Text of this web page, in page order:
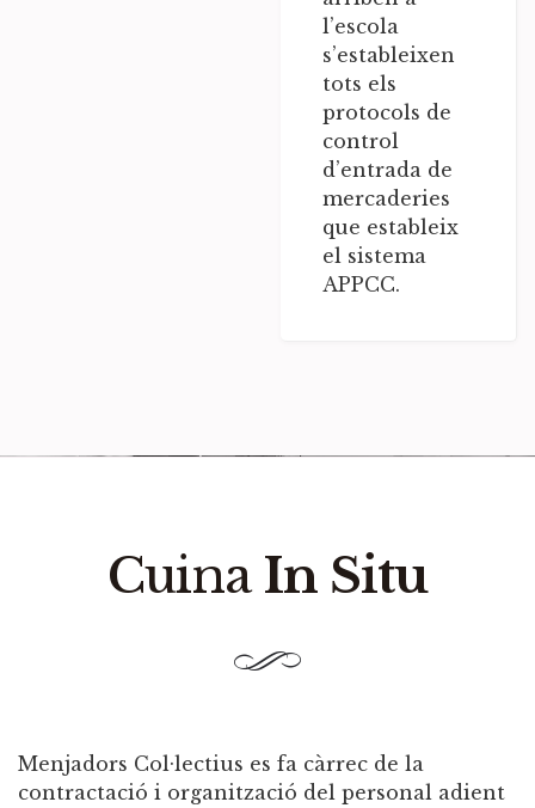
l’escola
s’estableixen
tots els
protocols de
control
d’entrada de
mercaderies
que estableix
el sistema
APPCC.
CuinaIn Situ
Menjadors Col·lectius es fa càrrec de la
contractació i organització del personal adient